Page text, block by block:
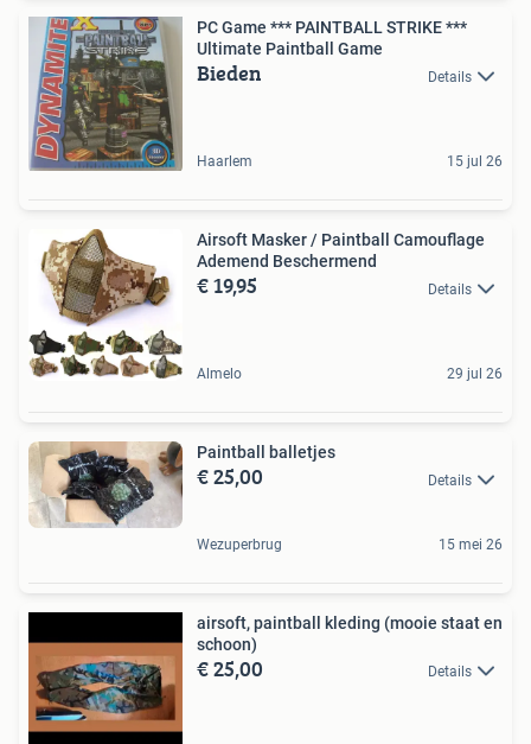
PC Game *** PAINTBALL STRIKE ***
Ultimate Paintball Game
Bieden Details
Haarlem 15 jul 26
Airsoft Masker / Paintball Camouflage
Ademend Beschermend
€ 19,95 Details
Almelo 29 jul 26
Paintball balletjes
€ 25,00 Details
Wezuperbrug 15 mei 26
airsoft, paintball kleding (mooie staat en
schoon)
€ 25,00 Details